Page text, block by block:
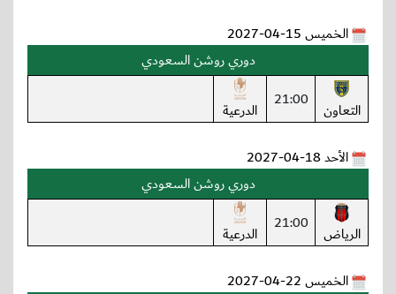
الخميس 15-04-2027
دوري روشن السعودي
التعاون 21:00 الدرعية
الأحد 18-04-2027
دوري روشن السعودي
الرياض 21:00 الدرعية
الخميس 22-04-2027